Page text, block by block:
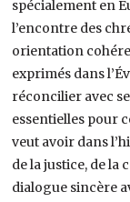
spécialement en
l’encontre des
orientation
exprimés dans
réconcilier avec
essentielles pour
veut avoir dans
de la justice, de la
dialogue sincère